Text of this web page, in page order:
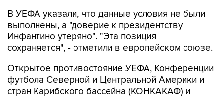
В УЕФА указали, что данные условия не были
выполнены, а "доверие к президентству
Инфантино утеряно". "Эта позиция
сохраняется", - отметили в европейском союзе.
Открытое противостояние УЕФА, Конференции
футбола Северной и Центральной Америки и
стран Карибского бассейна (КОНКАКАФ) и